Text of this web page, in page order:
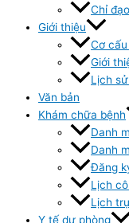
Chỉ
Giới thiệu
Cơ
Giới
Lịch
Văn bản
Khám chữa bệnh
Danh
Danh
Đăng
Lịch
Lịch
Y tế dự phòng